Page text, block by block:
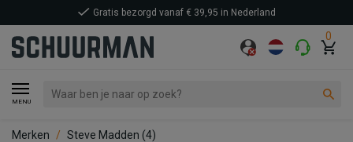
0
MENU
Gratis bezorgd vanaf € 39,95 in Nederland
Merken Steve Madden (4)